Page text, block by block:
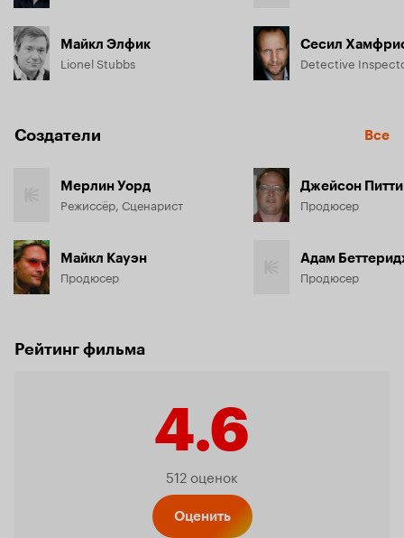
Майкл Элфик
Lionel Stubbs
Сесил
Detective
Создатели Все
Мерлин Уорд
Режиссёр, Сценарист
Майкл Кауэн
Продюсер
Джейсон Питти
Продюсер
Адам
Продюсер
Рейтинг фильма
4.6
Рейтинг
512 оценок
Оценить